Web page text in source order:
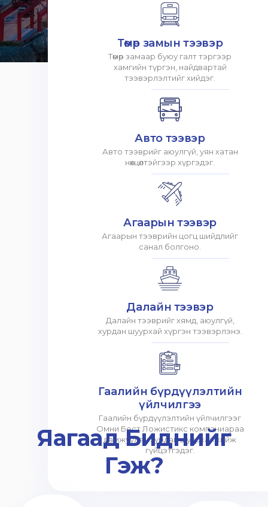
Төмөр замын тээвэр
Төмөр замаар буюу галт тэргээр
хамгийн түргэн, найдвартай
тээвэрлэлтийг хийдэг.
Авто тээвэр
Авто тээврийг аюулгүй, уян хатан
нөхцөлтэйгээр хүргэдэг.
Агаарын тээвэр
Агаарын тээврийн цогц шийдлийг
санал болгоно.
Далайн тээвэр
Далайн тээврийг хямд, аюулгүй,
хурдан шуурхай хүргэн тээвэрлэнэ.
Гаалийн бүрдүүлэлтийн
үйлчилгээ
Гаалийн бүрдүүлэлтийн үйлчилгээг
Омни Бест Ложистикс компаниараа
дамжуулан хурдан шуурхай хийж
гүйцэтгэдэг.
Яагаад Биднийг
Гэж?